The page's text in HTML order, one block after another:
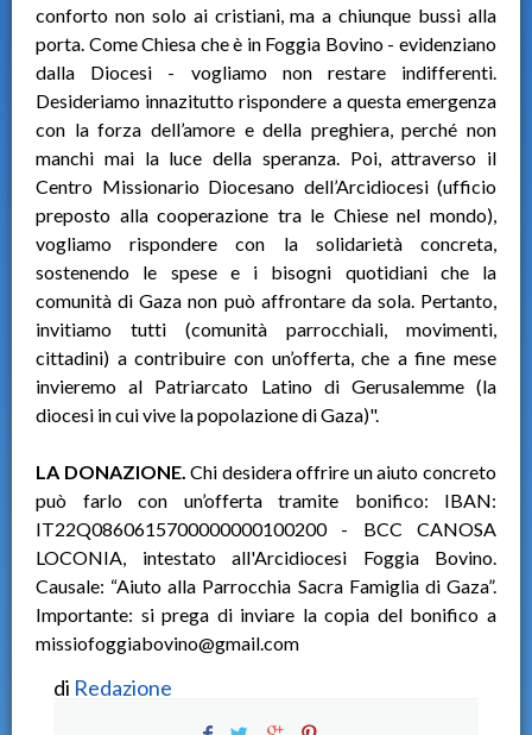
conforto non solo ai cristiani, ma a chiunque bussi alla
porta. Come Chiesa che è in Foggia Bovino - evidenziano
dalla Diocesi - vogliamo non restare indifferenti.
Desideriamo innazitutto rispondere a questa emergenza
con la forza dell’amore e della preghiera, perché non
manchi mai la luce della speranza. Poi, attraverso il
Centro Missionario Diocesano dell’Arcidiocesi (ufficio
preposto alla cooperazione tra le Chiese nel mondo),
vogliamo rispondere con la solidarietà concreta,
sostenendo le spese e i bisogni quotidiani che la
comunità di Gaza non può affrontare da sola. Pertanto,
invitiamo tutti (comunità parrocchiali, movimenti,
cittadini) a contribuire con un’offerta, che a fine mese
invieremo al Patriarcato Latino di Gerusalemme (la
diocesi in cui vive la popolazione di Gaza)".
LA DONAZIONE. Chi desidera offrire un aiuto concreto
può farlo con un’offerta tramite bonifico: IBAN:
IT22Q0860615700000000100200 - BCC CANOSA
LOCONIA, intestato all'Arcidiocesi Foggia Bovino.
Causale: “Aiuto alla Parrocchia Sacra Famiglia di Gaza”.
Importante: si prega di inviare la copia del bonifico a
missiofoggiabovino@gmail.com
di Redazione